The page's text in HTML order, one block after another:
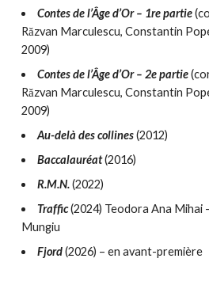
Contes de l’Âge d’Or – 1re partie
Răzvan Marculescu, Constantin
2009)
Contes de l’Âge d’Or – 2e partie
Răzvan Marculescu, Constantin
2009)
Au-delà des collines(2012)
Baccalauréat(2016)
R.M.N.(2022)
Traffic(2024) Teodora Ana Mihai
Mungiu
Fjord(2026) – en avant-première